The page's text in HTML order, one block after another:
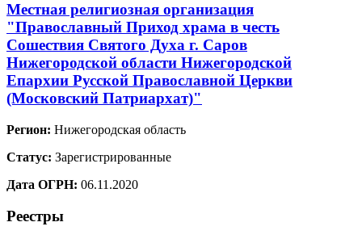
Местная религиозная организация
"Православный Приход храма в честь
Сошествия Святого Духа г. Саров
Нижегородской области Нижегородской
Епархии Русской Православной Церкви
(Московский Патриархат)"
Регион: Нижегородская область
Статус: Зарегистрированные
Дата ОГРН: 06.11.2020
Реестры